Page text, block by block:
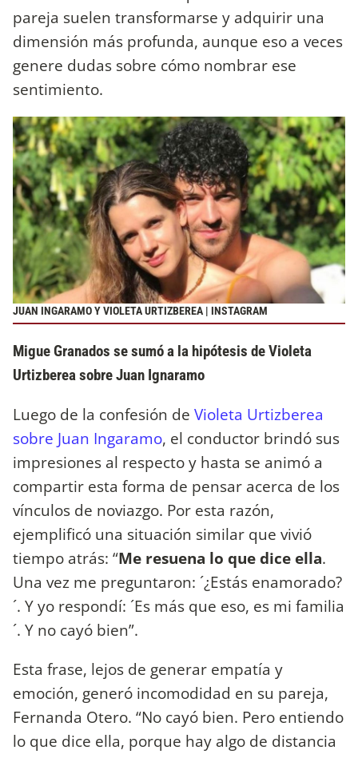
pareja suelen transformarse y adquirir una
dimensión más profunda, aunque eso a veces
genere dudas sobre cómo nombrar ese
sentimiento.
JUAN INGARAMO Y VIOLETA URTIZBEREA | INSTAGRAM
Migue Granados se sumó a la hipótesis de Violeta
Urtizberea sobre Juan Ignaramo
Luego de la confesión de Violeta Urtizberea
sobre Juan Ingaramo, el conductor brindó sus
impresiones al respecto y hasta se animó a
compartir esta forma de pensar acerca de los
vínculos de noviazgo. Por esta razón,
ejemplificó una situación similar que vivió
tiempo atrás: “Me resuena lo que dice ella.
Una vez me preguntaron: ´¿Estás enamorado?
´. Y yo respondí: ´Es más que eso, es mi familia
´. Y no cayó bien”.
Esta frase, lejos de generar empatía y
emoción, generó incomodidad en su pareja,
Fernanda Otero. “No cayó bien. Pero entiendo
lo que dice ella, porque hay algo de distancia